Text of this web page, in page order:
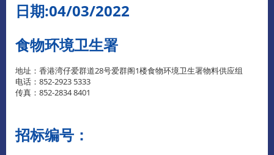
日期:04/03/2022
食物环境卫生署
地址：香港湾仔爱群道28号爱群阁1楼食物环境卫生署物料供应组
电话：852-2923 5333
传真：852-2834 8401
招标编号：